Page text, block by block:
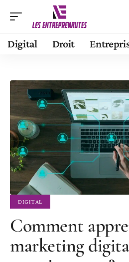
Digital Droit
DIGITAL
Comment
marketing